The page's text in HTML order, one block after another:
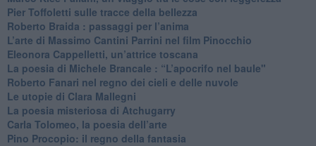
​Pier Toffoletti sulle tracce della bellezza
​Roberto Braida : passaggi per l’anima
​L’arte di Massimo Cantini Parrini nel film Pinocchio
Eleonora Cappelletti, un’attrice toscana
​La poesia di Michele Brancale : “L’apocrifo nel baule"
Roberto Fanari nel regno dei cieli e delle nuvole
Le utopie di Clara Mallegni
​La poesia misteriosa di Atchugarry
Carla Tolomeo, la poesia dell’arte
Pino Procopio: il regno della fantasia